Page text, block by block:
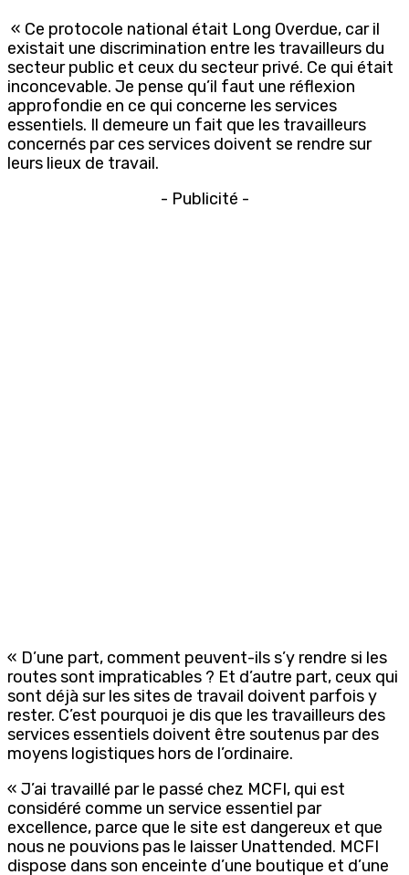
« Ce protocole national était Long Overdue, car il
existait une discrimination entre les travailleurs du
secteur public et ceux du secteur privé. Ce qui était
inconcevable. Je pense qu’il faut une réflexion
approfondie en ce qui concerne les services
essentiels. Il demeure un fait que les travailleurs
concernés par ces services doivent se rendre sur
leurs lieux de travail.
- Publicité -
« D’une part, comment peuvent-ils s’y rendre si les
routes sont impraticables ? Et d’autre part, ceux qui
sont déjà sur les sites de travail doivent parfois y
rester. C’est pourquoi je dis que les travailleurs des
services essentiels doivent être soutenus par des
moyens logistiques hors de l’ordinaire.
« J’ai travaillé par le passé chez MCFI, qui est
considéré comme un service essentiel par
excellence, parce que le site est dangereux et que
nous ne pouvions pas le laisser Unattended. MCFI
dispose dans son enceinte d’une boutique et d’une